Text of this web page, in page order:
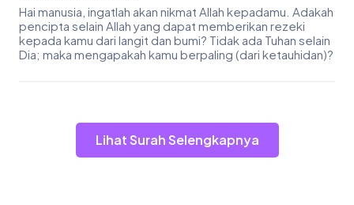
Hai manusia, ingatlah akan nikmat Allah kepadamu. Adakah
pencipta selain Allah yang dapat memberikan rezeki
kepada kamu dari langit dan bumi? Tidak ada Tuhan selain
Dia; maka mengapakah kamu berpaling (dari ketauhidan)?
Lihat Surah Selengkapnya